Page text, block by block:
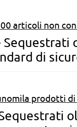
articoli non
di
prodotti di